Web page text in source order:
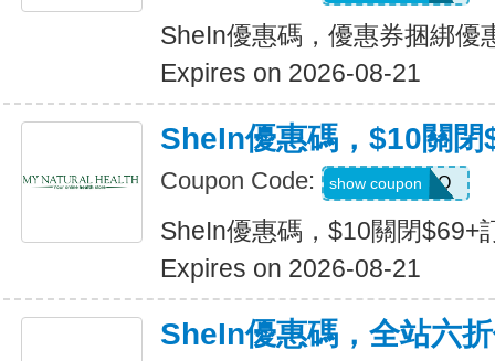
SheIn優惠碼，優惠券捆綁優
Expires on 2026-08-21
SheIn優惠碼，$10關閉
Coupon Code: HELLO
show coupon
SheIn優惠碼，$10關閉$69+
Expires on 2026-08-21
SheIn優惠碼，全站六